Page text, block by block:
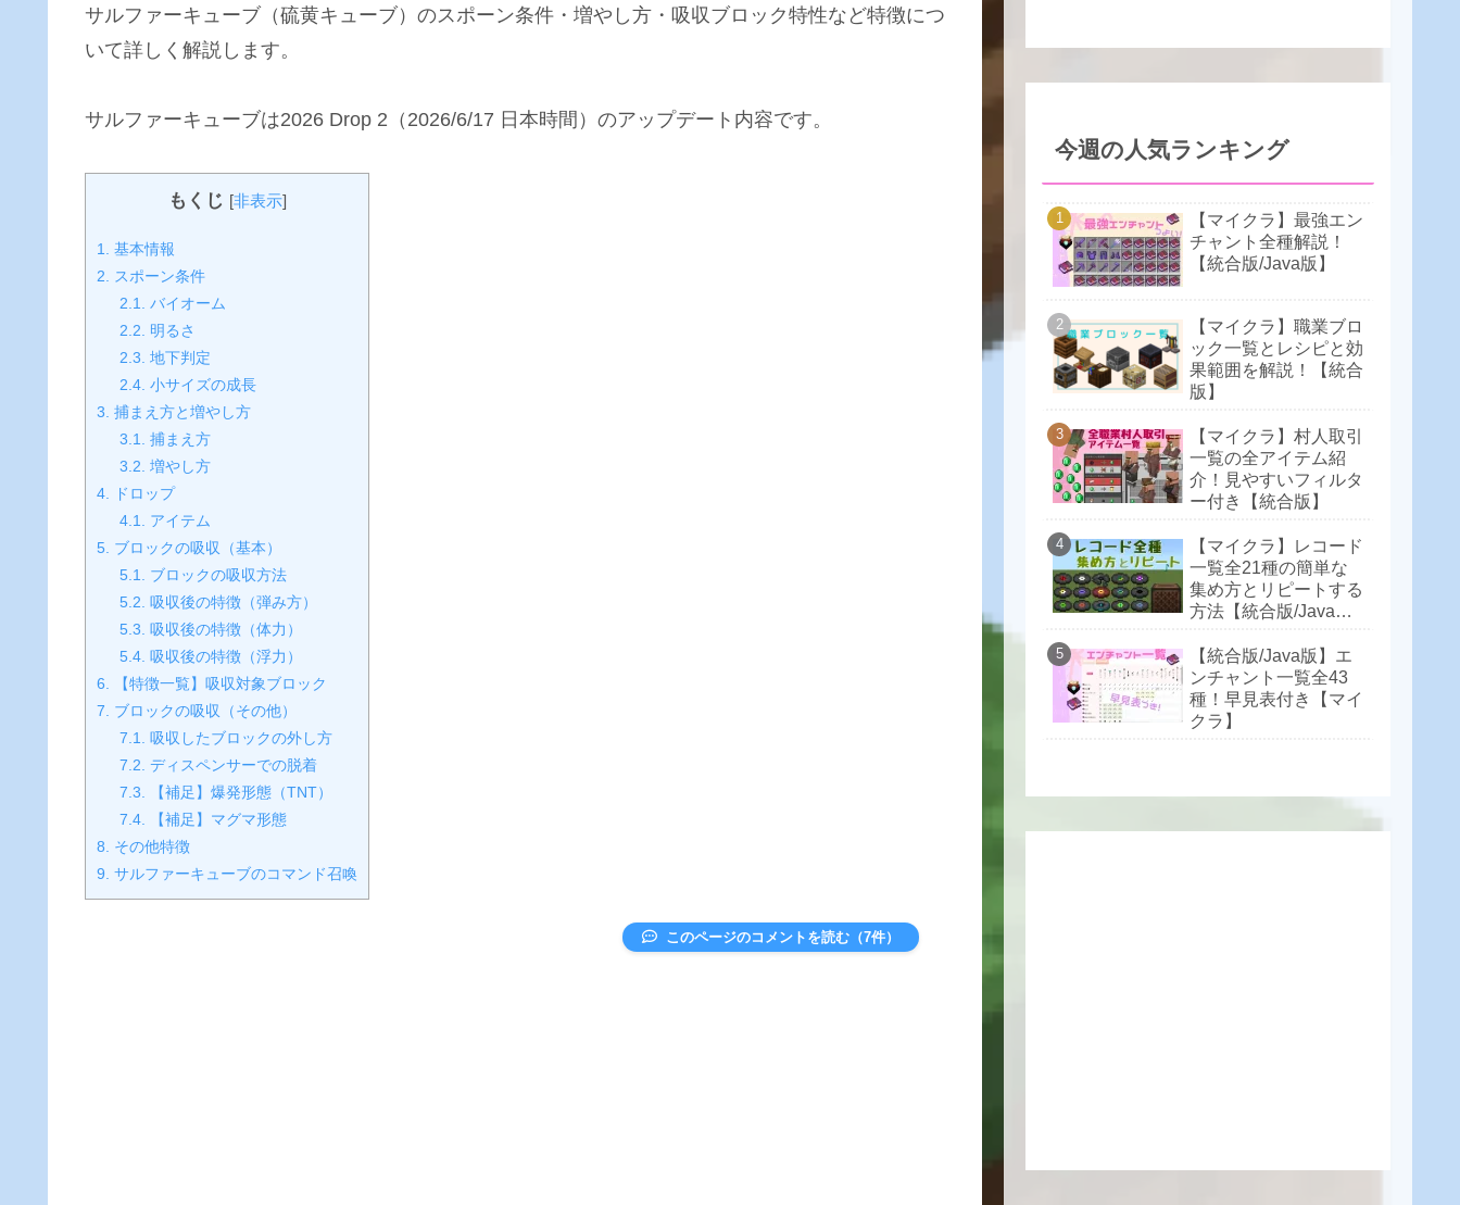
サルファーキューブ（硫黄キューブ）のスポーン条件・増やし方・吸収ブロック特性など特徴につ
いて詳しく解説します。
サルファーキューブは2026 Drop 2（2026/6/17 日本時間）のアップデート内容です。
もくじ [非表示]
1.
基本情報
2.
スポーン条件
2.1.
バイオーム
2.2.
明るさ
2.3. 地下判定
2.4. 小サイズの成長
3. 捕まえ方と増やし方
3.1.
捕まえ方
3.2. 増やし方
4.
ドロップ
4.1.
アイテム
5. ブロックの吸収（基本）
5.1.
ブロックの吸収方法
5.2. 吸収後の特徴（弾み方）
5.3. 吸収後の特徴（体力）
5.4. 吸収後の特徴（浮力）
6.
【特徴一覧】吸収対象ブロック
7.
ブロックの吸収（その他）
7.1.
吸収したブロックの外し方
7.2. ディスペンサーでの脱着
7.3.
【補足】爆発形態（TNT）
7.4.
【補足】マグマ形態
8.
その他特徴
9. サルファーキューブのコマンド召喚
このページのコメントを読む（7件）
今週の人気ランキング
【マイクラ】最強エン
チャント全種解説！
【統合版/Java版】
【マイクラ】職業ブロ
ック一覧とレシピと効
果範囲を解説！【統合
版】
【マイクラ】村人取引
一覧の全アイテム紹
介！見やすいフィルタ
ー付き【統合版】
【マイクラ】レコード
一覧全21種の簡単な
集め方とリピートする
方法【統合版/Java
【統合版/Java版】エ
ンチャント一覧全43
種！早見表付き【マイ
クラ】